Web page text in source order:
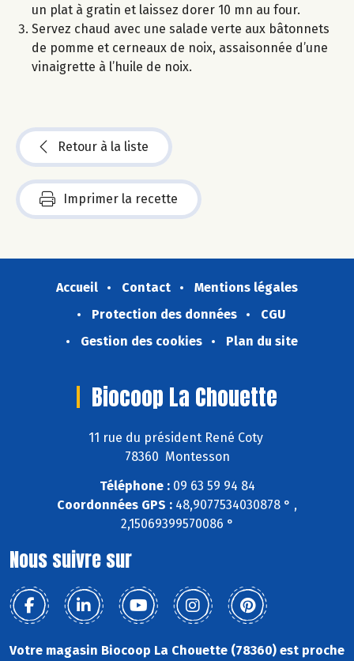
un plat à gratin et laissez dorer 10 mn au four.
Servez chaud avec une salade verte aux bâtonnets
de pomme et cerneaux de noix, assaisonnée d’une
vinaigrette à l’huile de noix.
Retour à la liste
Imprimer la recette
Accueil Contact
Mentions légales
Protection des données
CGU
Gestion des cookies
Plan du site
Biocoop La Chouette
11 rue du président René Coty
78360 Montesson
Téléphone :09 63 59 94 84
Coordonnées GPS : 48,9077534030878 ° ,
2,15069399570086 °
Nous suivre sur
Votre magasin Biocoop La Chouette (78360) est proche